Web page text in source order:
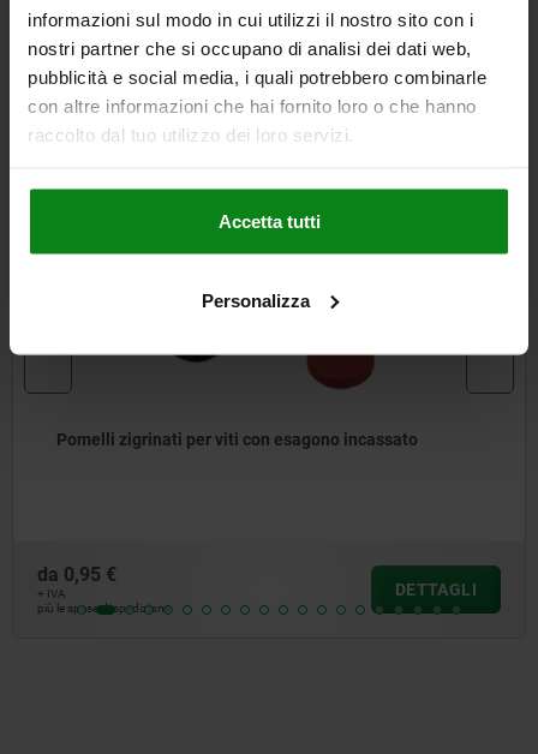
informazioni sul modo in cui utilizzi il nostro sito con i
nostri partner che si occupano di analisi dei dati web,
pubblicità e social media, i quali potrebbero combinarle
con altre informazioni che hai fornito loro o che hanno
raccolto dal tuo utilizzo dei loro servizi.
Accetta tutti
Personalizza
SCARICARE
Altri clienti hanno acquistato
anche
Pomelli zigrinati per viti con esagono incassato
da 0,95 €
+ IVA
più le spese di spedizione
DETTAGLI